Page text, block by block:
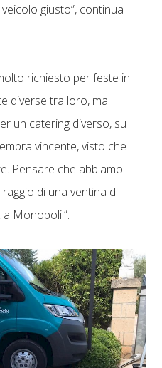
giusto”, continua
richiesto per feste in
diverse tra loro, ma
un catering diverso, su
vincente, visto che
Pensare che abbiamo
di una ventina di
Monopoli!”.